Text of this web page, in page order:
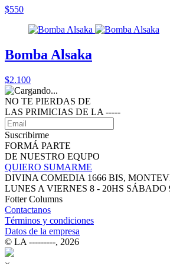
$550
Bomba Alsaka
$2.100
NO TE PIERDAS DE
LAS PRIMICIAS DE LA ‑‑‑‑‑
Suscribirme
FORMÁ PARTE
DE NUESTRO EQUPO
QUIERO SUMARME
DIVINA COMEDIA 1666 BIS,
LUNES A VIERNES 8 - 20HS SÁBADO
Fotter Columns
Contactanos
Términos y condiciones
Datos de la empresa
© LA ‑‑‑‑‑‑‑‑‑, 2026